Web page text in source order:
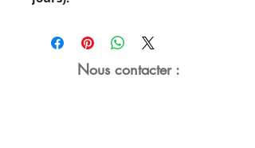
Nous contacter :